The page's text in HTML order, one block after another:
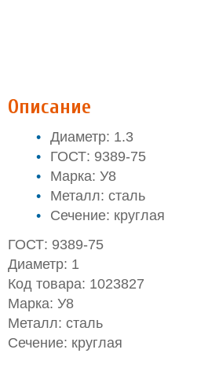
Описание
Диаметр: 1.3
ГОСТ: 9389-75
Марка: У8
Металл: сталь
Сечение: круглая
ГОСТ: 9389-75
Диаметр: 1
Код товара: 1023827
Марка: У8
Металл: сталь
Сечение: круглая